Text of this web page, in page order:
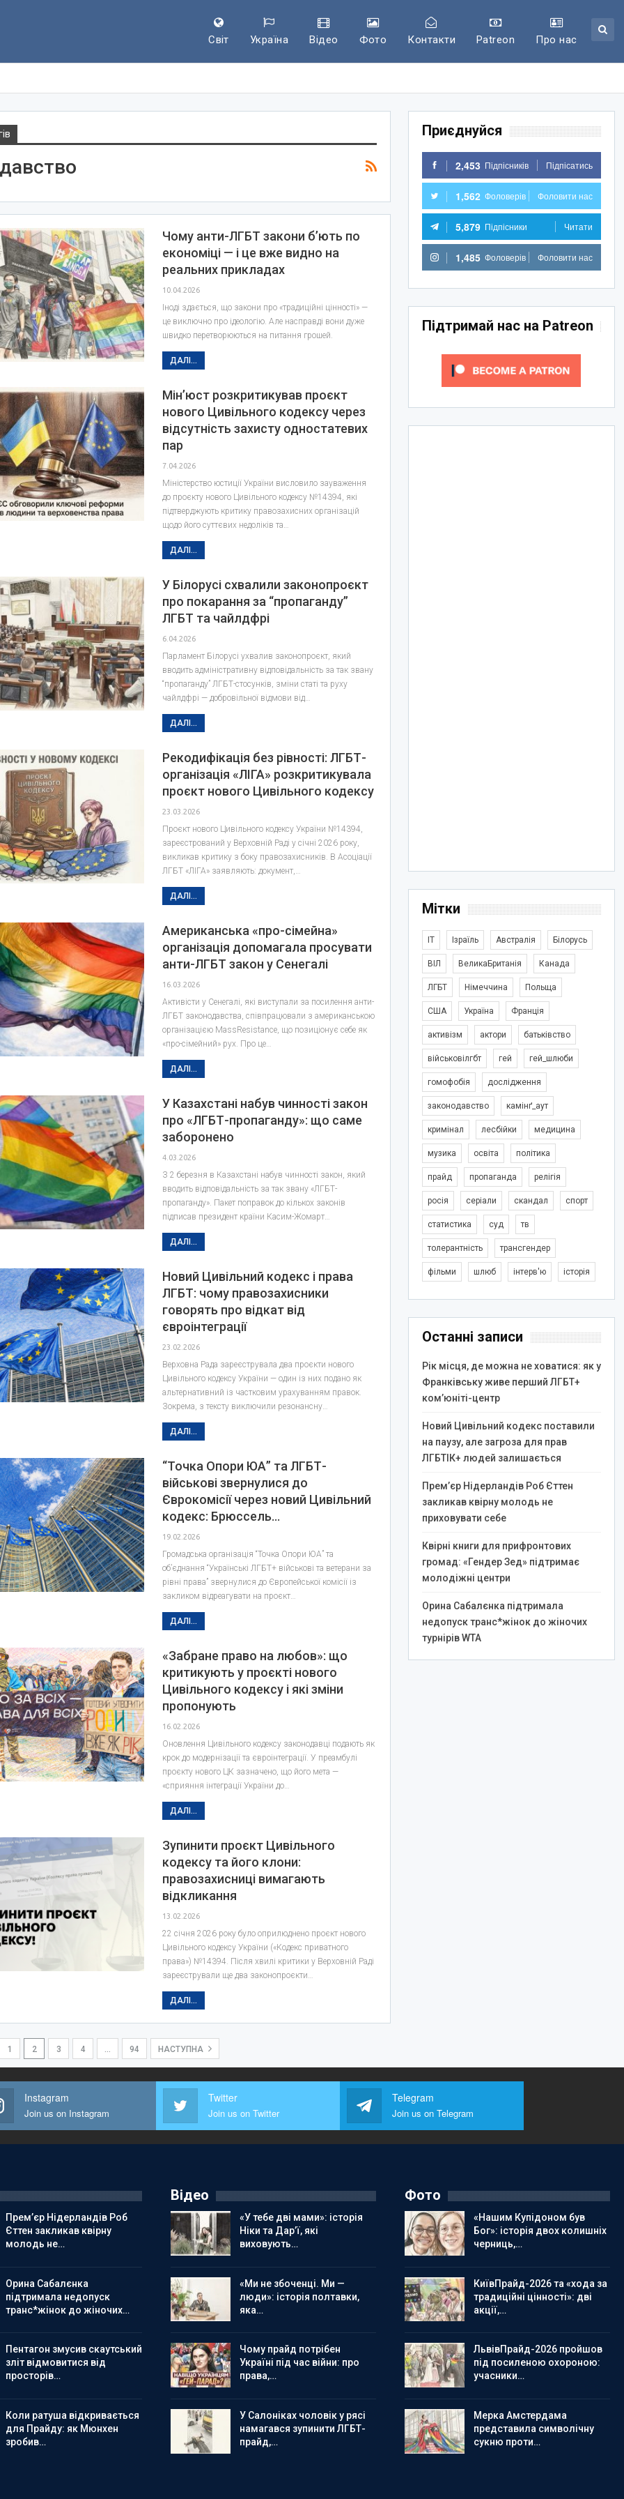
Світ Україна Відео Фото Контакти Patreon Про нас
Чому анти-ЛГБТ закони б’ють по
економіці — і це вже видно на
реальних прикладах
10.04.2026
Іноді здається, що закони про «традиційні цінності» —
це виключно про ідеологію. Але насправді вони дуже
швидко перетворюються на питання грошей.
ДАЛІ...
Мін’юст розкритикував проєкт
нового Цивільного кодексу через
відсутність захисту одностатевих
пар
7.04.2026
Міністерство юстиції України висловило зауваження
до проєкту нового Цивільного кодексу №14394, які
підтверджують критику правозахисних організацій
щодо його суттєвих недоліків та…
ДАЛІ...
У Білорусі схвалили законопроєкт
про покарання за “пропаганду”
ЛГБТ та чайлдфрі
6.04.2026
Парламент Білорусі ухвалив законопроєкт, який
вводить адміністративну відповідальність за так звану
“пропаганду” ЛГБТ-стосунків, зміни статі та руху
чайлдфрі — добровільної відмови від…
ДАЛІ...
Рекодифікація без рівності: ЛГБТ-
організація «ЛІГА» розкритикувала
проєкт нового Цивільного кодексу
23.03.2026
Проєкт нового Цивільного кодексу України №14394,
зареєстрований у Верховній Раді у січні 2026 року,
викликав критику з боку правозахисників. В Асоціації
ЛГБТ «ЛІГА» заявляють: документ,…
ДАЛІ...
Американська «про-сімейна»
організація допомагала просувати
анти-ЛГБТ закон у Сенегалі
16.03.2026
Активісти у Сенегалі, які виступали за посилення анти-
ЛГБТ законодавства, співпрацювали з американською
організацією MassResistance, що позиціонує себе як
«про-сімейний» рух. Про це…
ДАЛІ...
У Казахстані набув чинності закон
про «ЛГБТ-пропаганду»: що саме
заборонено
4.03.2026
З 2 березня в Казахстані набув чинності закон, який
вводить відповідальність за так звану «ЛГБТ-
пропаганду». Пакет поправок до кількох законів
підписав президент країни Касим-Жомарт…
ДАЛІ...
Новий Цивільний кодекс і права
ЛГБТ: чому правозахисники
говорять про відкат від
євроінтеграції
23.02.2026
Верховна Рада зареєструвала два проєкти нового
Цивільного кодексу України — один із них подано як
альтернативний із частковим урахуванням правок.
Зокрема, з тексту виключили резонансну…
ДАЛІ...
“Точка Опори ЮА” та ЛГБТ-
військові звернулися до
Єврокомісії через новий Цивільний
кодекс: Брюссель…
19.02.2026
Громадська організація “Точка Опори ЮА” та
обʼєднання “Українські ЛГБТ+ військові та ветерани за
рівні права” звернулися до Європейської комісії із
закликом відреагувати на проєкт…
ДАЛІ...
«Забране право на любов»: що
критикують у проєкті нового
Цивільного кодексу і які зміни
пропонують
16.02.2026
Оновлення Цивільного кодексу законодавці подають як
крок до модернізації та євроінтеграції. У преамбулі
проєкту нового ЦК зазначено, що його мета —
«сприяння інтеграції України до…
ДАЛІ...
Зупинити проєкт Цивільного
кодексу та його клони:
правозахисниці вимагають
відкликання
13.02.2026
22 січня 2026 року було оприлюднено проєкт нового
Цивільного кодексу України («Кодекс приватного
права») №14394. Після хвилі критики у Верховній Раді
зареєстрували ще два законопроєкти…
ДАЛІ...
1 2 3 4 94 НАСТУПНА
Приєднуйся
2,453 Підпісників Підпісатись
1,562 Фоловерів Фоловити нас
5,879 Підпісники Читати
1,485 Фоловерів Фоловити нас
Підтримай нас на Patreon
Мітки
IT Ізраїль Австралія Білорусь
ВІЛ ВеликаБританія Канада
ЛГБТ Німеччина Польща
США Україна Франція
активізм актори батьківство
військовілгбт гей гей_шлюби
гомофобія дослідження
законодавство камінґ_аут
кримінал лесбійки медицина
музика освіта політика
прайд пропаганда релігія
росія серіали скандал спорт
статистика суд тв
толерантність трансгендер
фільми шлюб інтерв'ю історія
Останні записи
Рік місця, де можна не ховатися: як у
Франківську живе перший ЛГБТ+
ком’юніті-центр
Новий Цивільний кодекс поставили
на паузу, але загроза для прав
ЛГБТІК+ людей залишається
Прем’єр Нідерландів Роб Єттен
закликав квірну молодь не
приховувати себе
Квірні книги для прифронтових
громад: «Гендер Зед» підтримає
молодіжні центри
Орина Сабалєнка підтримала
недопуск транс*жінок до жіночих
турнірів WTA
Instagram
Join us on Instagram
Twitter
Join us on Twitter
Telegram
Join us on Telegram
Прем’єр Нідерландів Роб
Єттен закликав квірну
молодь не…
Орина Сабалєнка
підтримала недопуск
транс*жінок до жіночих…
Пентагон змусив скаутський
зліт відмовитися від
просторів…
Коли ратуша відкривається
для Прайду: як Мюнхен
зробив…
Відео
«У тебе дві мами»: історія
Ніки та Дар’ї, які
виховують…
«Ми не збоченці. Ми —
люди»: історія полтавки,
яка…
Чому прайд потрібен
Україні під час війни: про
права,…
У Салоніках чоловік у рясі
намагався зупинити ЛГБТ-
прайд,…
Фото
«Нашим Купідоном був
Бог»: історія двох колишніх
черниць,…
КиївПрайд-2026 та «хода за
традиційні цінності»: дві
акції,…
ЛьвівПрайд-2026 пройшов
під посиленою охороною:
учасники…
Мерка Амстердама
представила символічну
сукню проти…